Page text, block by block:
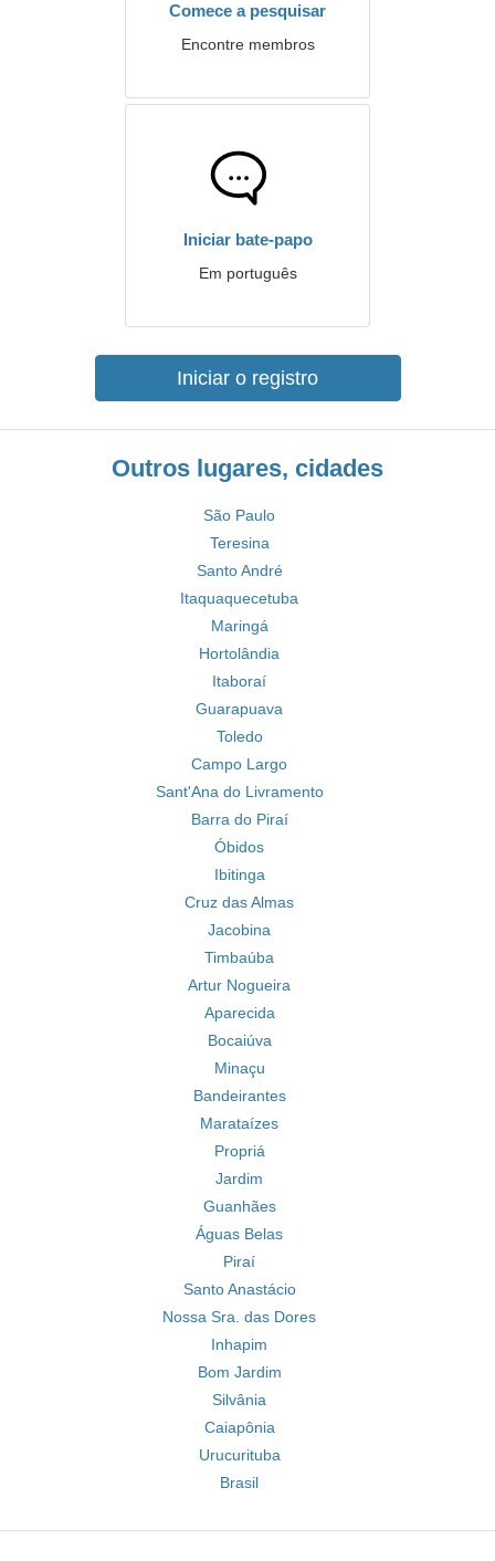
Comece a pesquisar
Encontre membros
Iniciar bate-papo
Em português
Iniciar o registro
Outros lugares, cidades
São Paulo
Teresina
Santo André
Itaquaquecetuba
Maringá
Hortolândia
Itaboraí
Guarapuava
Toledo
Campo Largo
Sant'Ana do Livramento
Barra do Piraí
Óbidos
Ibitinga
Cruz das Almas
Jacobina
Timbaúba
Artur Nogueira
Aparecida
Bocaiúva
Minaçu
Bandeirantes
Marataízes
Propriá
Jardim
Guanhães
Águas Belas
Piraí
Santo Anastácio
Nossa Sra. das Dores
Inhapim
Bom Jardim
Silvânia
Caiapônia
Urucurituba
Brasil